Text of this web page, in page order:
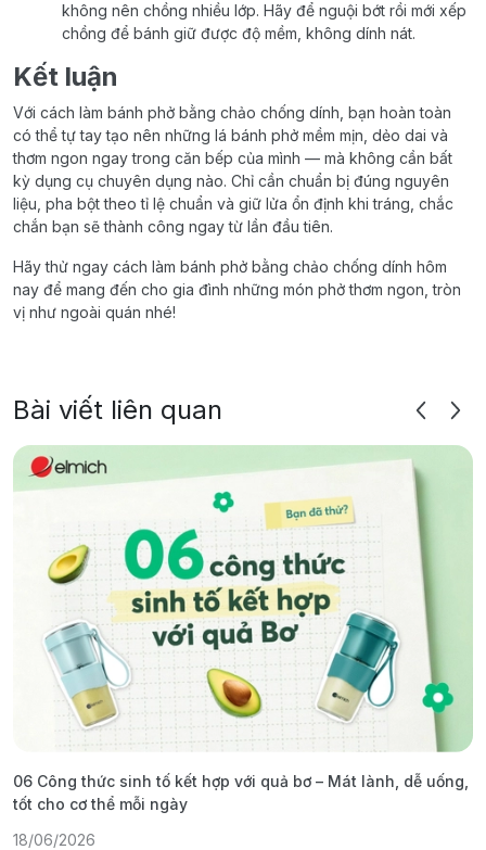
không nên chồng nhiều lớp. Hãy để nguội bớt rồi mới xếp
chồng để bánh giữ được độ mềm, không dính nát.
Kết luận
Với cách làm bánh phở bằng chảo chống dính, bạn hoàn toàn
có thể tự tay tạo nên những lá bánh phở mềm mịn, dẻo dai và
thơm ngon ngay trong căn bếp của mình — mà không cần bất
kỳ dụng cụ chuyên dụng nào. Chỉ cần chuẩn bị đúng nguyên
liệu, pha bột theo tỉ lệ chuẩn và giữ lửa ổn định khi tráng, chắc
chắn bạn sẽ thành công ngay từ lần đầu tiên.
Hãy thử ngay cách làm bánh phở bằng chảo chống dính hôm
nay để mang đến cho gia đình những món phở thơm ngon, tròn
vị như ngoài quán nhé!
Bài viết liên quan
06 Công thức sinh tố kết hợp với quả bơ – Mát lành, dễ uống,
tốt cho cơ thể mỗi ngày
18/06/2026